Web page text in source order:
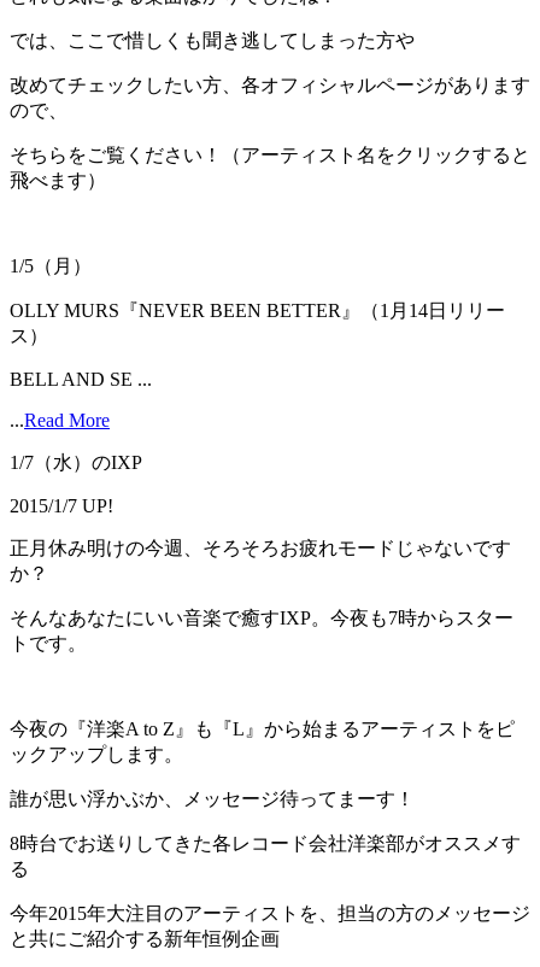
では、ここで惜しくも聞き逃してしまった方や
改めてチェックしたい方、各オフィシャルページがあります
ので、
そちらをご覧ください！（アーティスト名をクリックすると
飛べます）
1/5（月）
OLLY MURS『NEVER BEEN BETTER』（1月14日リリー
ス）
BELL AND SE ...
...Read More
1/7（水）のIXP
2015/1/7 UP!
正月休み明けの今週、そろそろお疲れモードじゃないです
か？
そんなあなたにいい音楽で癒すIXP。今夜も7時からスター
トです。
今夜の『洋楽A to Z』も『L』から始まるアーティストをピ
ックアップします。
誰が思い浮かぶか、メッセージ待ってまーす！
8時台でお送りしてきた各レコード会社洋楽部がオススメす
る
今年2015年大注目のアーティストを、担当の方のメッセージ
と共にご紹介する新年恒例企画